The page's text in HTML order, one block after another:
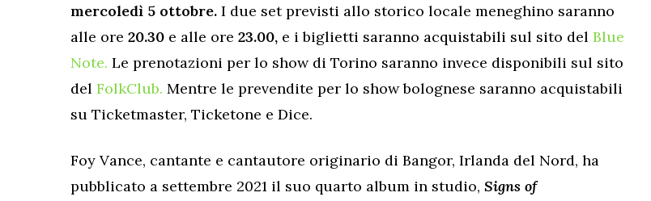
mercoledì 5 ottobre. I due set previsti allo storico locale meneghino saranno
alle ore 20.30 e alle ore 23.00, e i biglietti saranno acquistabili sul sito del Blue
Note. Le prenotazioni per lo show di Torino saranno invece disponibili sul sito
del FolkClub. Mentre le prevendite per lo show bolognese saranno acquistabili
su Ticketmaster, Ticketone e Dice.
Foy Vance, cantante e cantautore originario di Bangor, Irlanda del Nord, ha
pubblicato a settembre 2021 il suo quarto album in studio, Signs of